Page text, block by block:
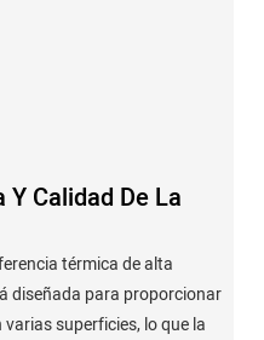
Calidad De La
térmica de alta
diseñada para proporcionar
superficies, lo que la